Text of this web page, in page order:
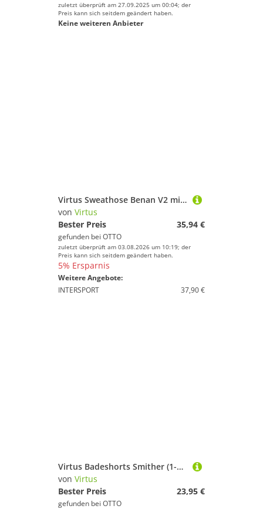
zuletzt überprüft am 27.09.2025 um 00:04; der
Preis kann sich seitdem geändert haben.
Keine weiteren Anbieter
Virtus Sweathose Benan V2 mit 4-Wege-Stretch
von Virtus
Bester Preis
35,94 €
gefunden bei OTTO
zuletzt überprüft am 03.08.2026 um 10:19; der
Preis kann sich seitdem geändert haben.
5% Ersparnis
Weitere Angebote:
INTERSPORT
37,90 €
Virtus Badeshorts Smither (1-St) mit 4-Wege-Stretch
von Virtus
Bester Preis
23,95 €
gefunden bei OTTO